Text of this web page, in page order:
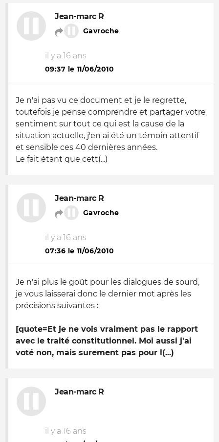
Jean-marc R
Gavroche
il y a 16 ans
09:37 le 11/06/2010
Je n'ai pas vu ce document et je le regrette,
toutefois je pense comprendre et partager votre
sentiment sur tout ce qui est la cause de la
situation actuelle, j'en ai été un témoin attentif
et sensible ces 40 dernières années.
Le fait étant que cett(...)
Jean-marc R
Gavroche
il y a 16 ans
07:36 le 11/06/2010
Je n'ai plus le goût pour les dialogues de sourd,
je vous laisserai donc le dernier mot après les
précisions suivantes :
[quote=Et je ne vois vraiment pas le rapport
avec le traité constitutionnel. Moi aussi j'ai
voté non, mais surement pas pour l(...)
Jean-marc R
il y a 16 ans